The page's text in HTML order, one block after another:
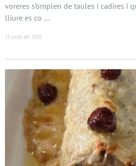
voreres s’omplen de taules i cadires i
lliure es co …
15 juliol del 2026